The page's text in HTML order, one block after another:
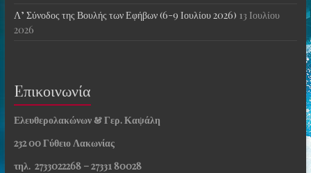
Λ’ Σύνοδος της Βουλής των Εφήβων (6-9 Ιουλίου 2026) 13 Ιουλίου
2026
Eπικοινωνία
Ελευθερολακώνων & Γερ. Καψάλη
232 00 Γύθειο Λακωνίας
τηλ. 2733022268 – 27331 80028